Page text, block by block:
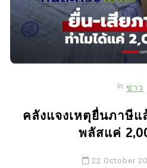
In ข่าว
คลังแจงเหตุยื่นภาษีแ
พลัสแค่
22 October